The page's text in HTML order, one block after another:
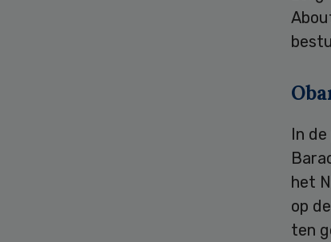
In
het
op
ten